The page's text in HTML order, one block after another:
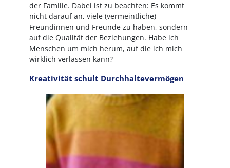
der Familie. Dabei ist zu beachten: Es kommt
nicht darauf an, viele (vermeintliche)
Freundinnen und Freunde zu haben, sondern
auf die Qualität der Beziehungen. Habe ich
Menschen um mich herum, auf die ich mich
wirklich verlassen kann?
Kreativität schult Durchhaltevermögen
Image